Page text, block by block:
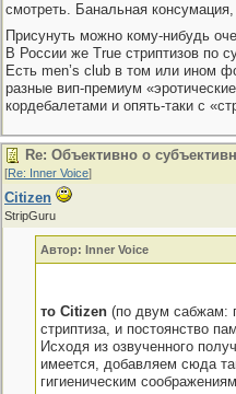
смотреть. Банальная
Присунуть можно кому-нибудь
В России же True стриптизов по
Есть men’s club в том или ином
разные вип-премиум
кордебалетами и опять-таки с
Re: Объективно о
[Re: Inner Voice]
Citizen
StripGuru
Автор: Inner Voice
то Citizen(по двум сабжам:
стриптиза, и постоянство
Исходя из озвученного
имеется, добавляем сюда
гигиеническим